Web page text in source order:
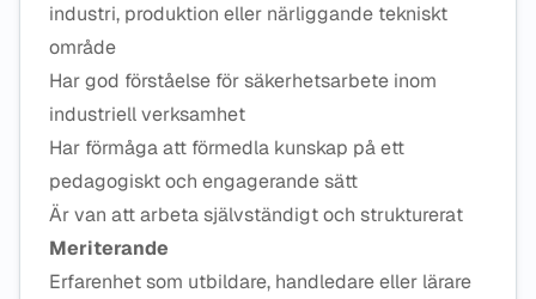
industri, produktion eller närliggande tekniskt
område
Har god förståelse för säkerhetsarbete inom
industriell verksamhet
Har förmåga att förmedla kunskap på ett
pedagogiskt och engagerande sätt
Är van att arbeta självständigt och strukturerat
Meriterande
Erfarenhet som utbildare, handledare eller lärare